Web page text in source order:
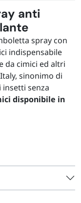
anti
spray con
indispensabile
da cimici ed altri
sinonimo di
insetti senza
disponibile in